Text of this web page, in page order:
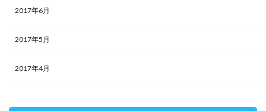
2017年6月
2017年5月
2017年4月